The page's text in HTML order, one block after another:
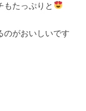
もたっぷりと
のがおいしいです